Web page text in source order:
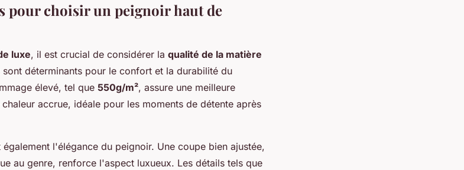
pour choisir un peignoir haut de
luxe, il est crucial de considérer la qualité de la matière
sont déterminants pour le confort et la durabilité du
élevé, tel que 550g/m², assure une meilleure
accrue, idéale pour les moments de détente après
l'élégance du peignoir. Une coupe bien ajustée,
au genre, renforce l'aspect luxueux. Les détails tels que